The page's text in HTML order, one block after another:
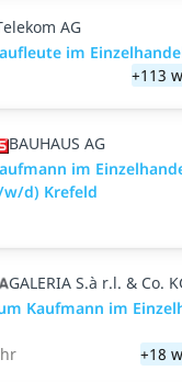
AG
im
+113
BAUHAUS AG
im
d) Krefeld
GALERIA S.à r.l. & Co.
Kaufmann im
+18